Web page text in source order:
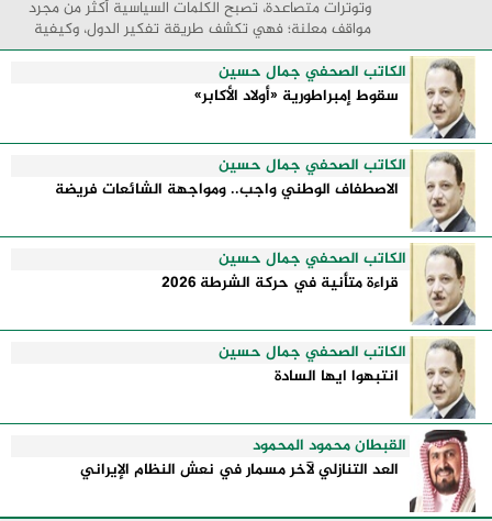
وتوترات متصاعدة، تصبح الكلمات السياسية أكثر من مجرد
مواقف معلنة؛ فهي تكشف طريقة تفكير الدول، وكيفية
إدارتها للأزمات، والحدود التي تفصل بين القوة ...
الكاتب الصحفي جمال حسين
سقوط إمبراطورية «أولاد الأكابر»
الكاتب الصحفي جمال حسين
الاصطفاف الوطني واجب.. ومواجهة الشائعات فريضة
الكاتب الصحفي جمال حسين
قراءة متأنية في حركة الشرطة 2026
الكاتب الصحفي جمال حسين
انتبهوا ايها السادة
القبطان محمود المحمود
العد التنازلي لآخر مسمار في نعش النظام الإيراني